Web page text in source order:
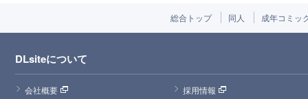
総合トップ 同人 成年コミッ
DLsiteについて
会社概要
採用情報